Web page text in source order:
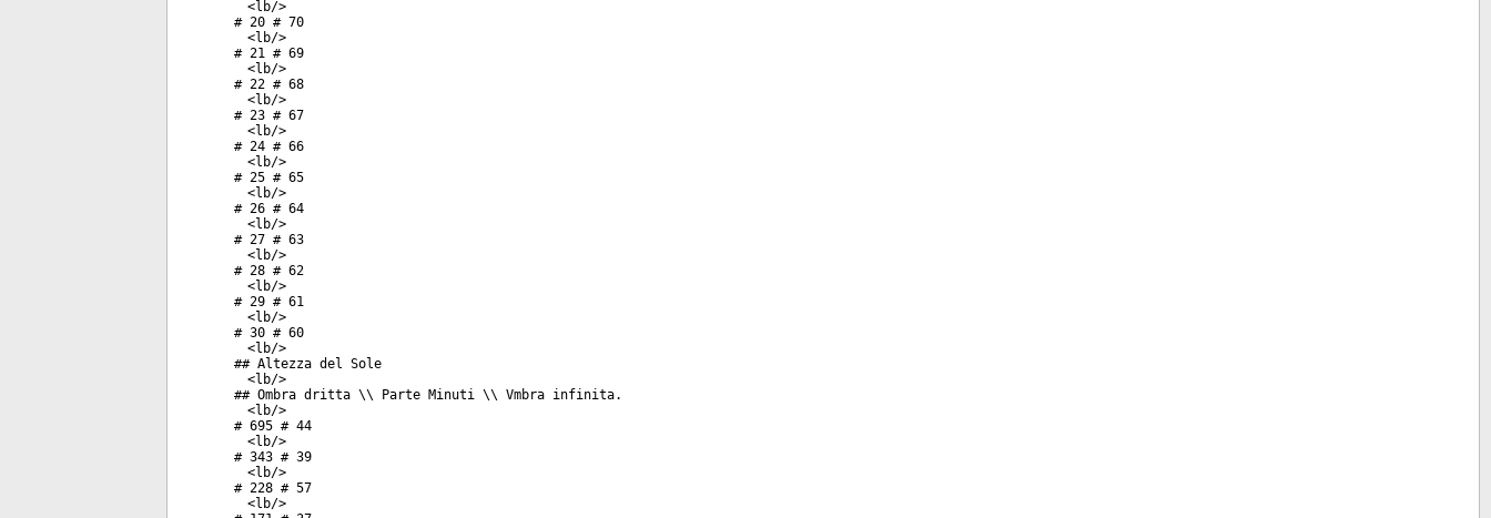
<lb/>
# 20 # 70
<lb/>
# 21 # 69
<lb/>
# 22 # 68
<lb/>
# 23 # 67
<lb/>
# 24 # 66
<lb/>
# 25 # 65
<lb/>
# 26 # 64
<lb/>
# 27 # 63
<lb/>
# 28 # 62
<lb/>
# 29 # 61
<lb/>
# 30 # 60
<lb/>
## Altezza del Sole
<lb/>
## Ombra dritta \\ Parte Minuti \\ Vmbra infinita.
<lb/>
# 695 # 44
<lb/>
# 343 # 39
<lb/>
# 228 # 57
<lb/>